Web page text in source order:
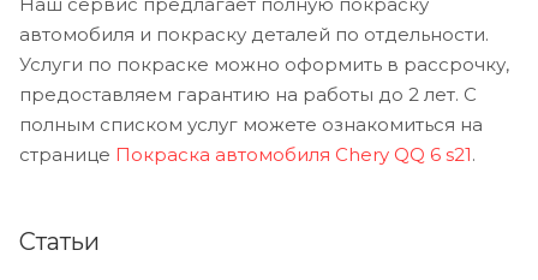
автомобиля и покраску деталей по отдельности.
Услуги по покраске можно оформить в рассрочку,
предоставляем гарантию на работы до 2 лет. С
полным списком услуг можете ознакомиться на
странице Покраска автомобиля Chery QQ 6 s21.
Статьи